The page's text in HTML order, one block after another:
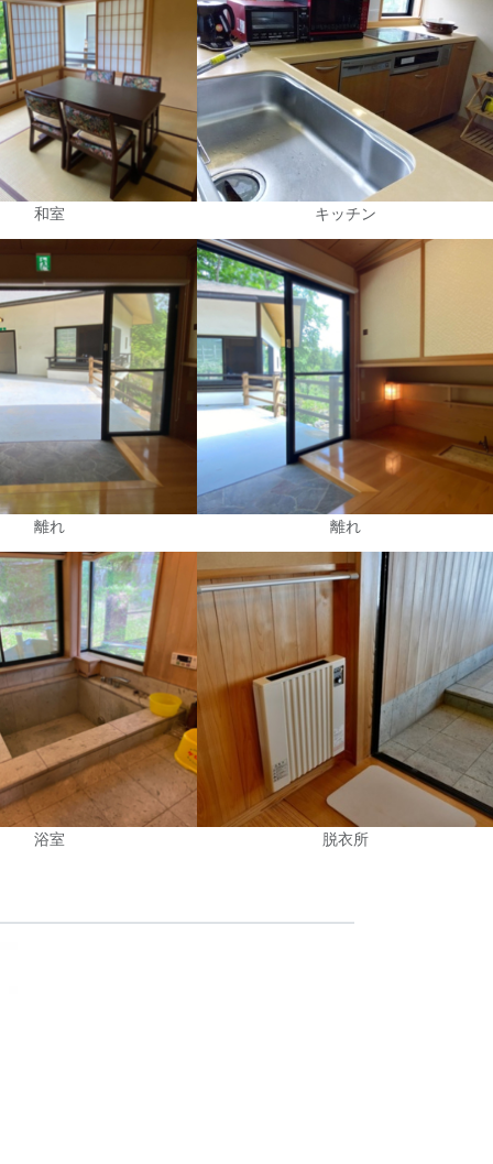
和室 キッチン
離れ 離れ
浴室 脱衣所